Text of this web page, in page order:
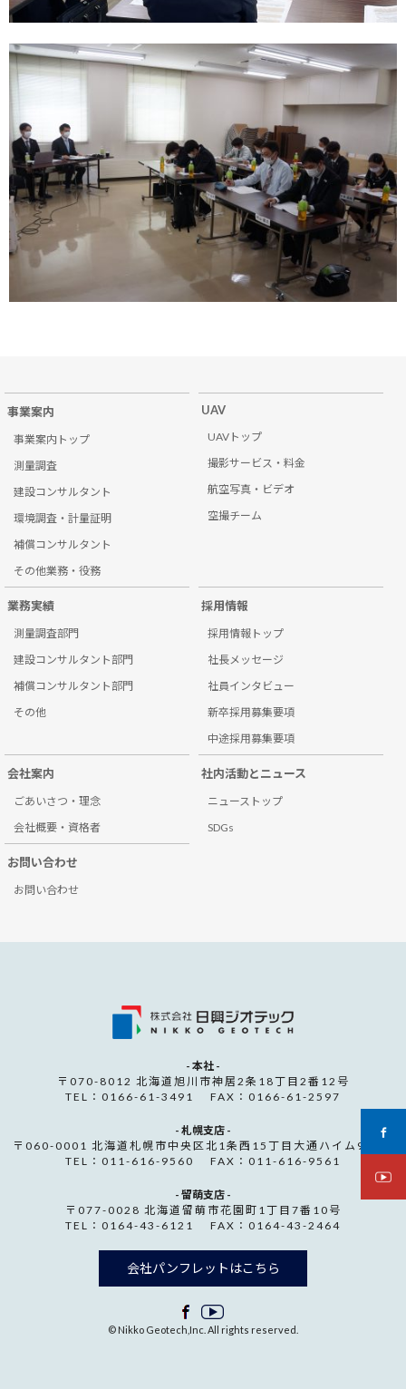
事業案内
事業案内トップ
測量調査
建設コンサルタント
環境調査・計量証明
補償コンサルタント
その他業務・役務
UAV
UAVトップ
撮影サービス・料金
航空写真・ビデオ
空撮チーム
業務実績
測量調査部門
建設コンサルタント部門
補償コンサルタント部門
その他
採用情報
採用情報トップ
社長メッセージ
社員インタビュー
新卒採用募集要項
中途採用募集要項
会社案内
ごあいさつ・理念
会社概要・資格者
社内活動とニュース
ニューストップ
SDGs
お問い合わせ
お問い合わせ
- 本社 -
〒070-8012 北海道旭川市神居2条18丁目2番12号
TEL：0166-61-3491 FAX：0166-61-2597
- 札幌支店 -
〒060-0001 北海道札幌市中央区北1条西15丁目大通ハイム907号
TEL：011-616-9560 FAX：011-616-9561
- 留萌支店 -
〒077-0028 北海道留萌市花園町1丁目7番10号
TEL：0164-43-6121 FAX：0164-43-2464
会社パンフレットはこちら
© Nikko Geotech,Inc. All rights reserved.